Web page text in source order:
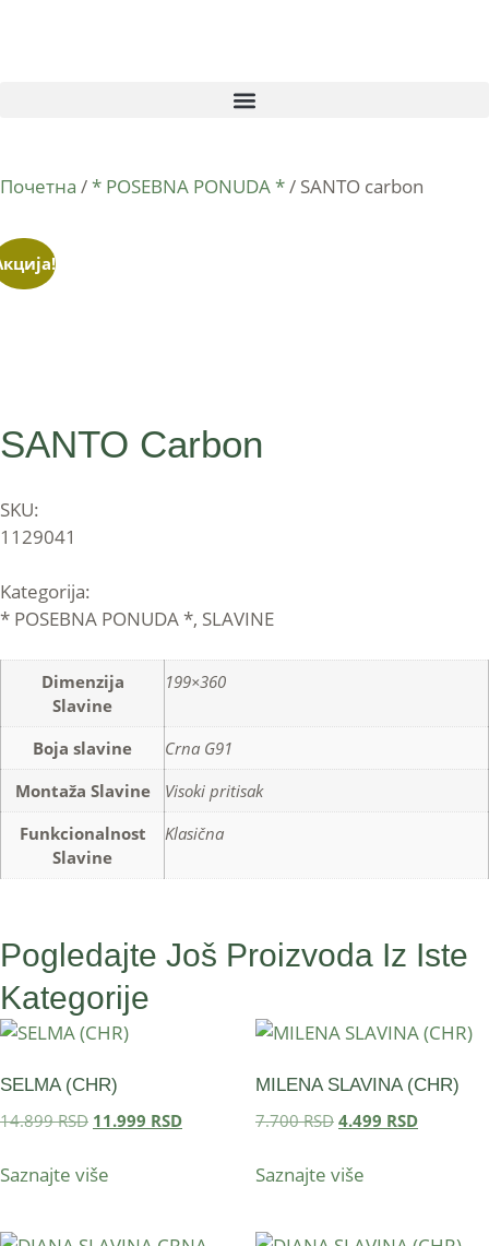
Почетна /* POSEBNA PONUDA */ SANTO carbon
SANTO Carbon
SKU:
1129041
Kategorija:
* POSEBNA PONUDA *, SLAVINE
Dimenzija
Slavine
199×360
Boja slavine
Crna G91
Montaža Slavine
Visoki pritisak
Funkcionalnost
Slavine
Klasična
Pogledajte Još Proizvoda Iz Iste
Kategorije
SELMA (CHR)
14.899RSD 11.999 RSD
Saznajte više
MILENA SLAVINA (CHR)
7.700RSD 4.499 RSD
Saznajte više